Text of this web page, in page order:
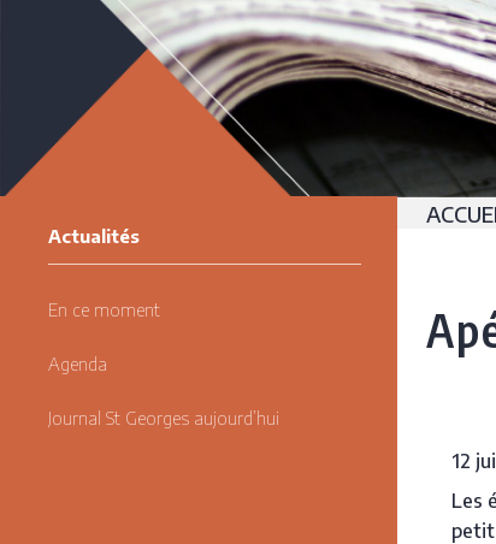
Actualités
En ce moment
Agenda
Journal St Georges aujourd’hui
12
Les
petit